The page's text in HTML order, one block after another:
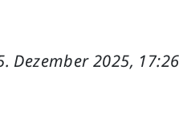
Dezember 2025,